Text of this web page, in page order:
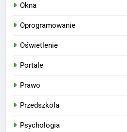
Okna
Oprogramowanie
Oświetlenie
Portale
Prawo
Przedszkola
Psychologia